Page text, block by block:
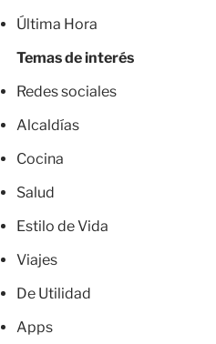
Última Hora
Temas de interés
Redes sociales
Alcaldías
Cocina
Salud
Estilo de Vida
Viajes
De Utilidad
Apps